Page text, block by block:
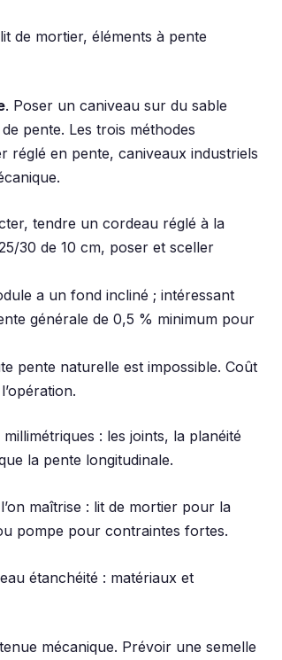
de mortier, éléments à pente
. Poser un caniveau sur du sable
pente. Les trois méthodes
réglé en pente, caniveaux industriels
tendre un cordeau réglé à la
30 de 10 cm, poser et sceller
a un fond incliné ; intéressant
générale de 0,5 % minimum pour
pente naturelle est impossible. Coût
: les joints, la planéité
la pente longitudinale.
maîtrise : lit de mortier pour la
pompe pour contraintes fortes.
étanchéité : matériaux et
mécanique. Prévoir une semelle